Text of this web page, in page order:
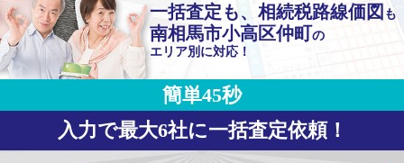
一括査定も、相続税路線価図 も
南相馬市小高区仲町の
エリア別に対応！
簡単45秒
入力で最大6社に一括査定依頼！